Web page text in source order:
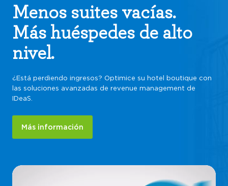
Menos suites vacías.
Más huéspedes de alto
nivel.
¿Está perdiendo ingresos? Optimice su hotel boutique con
las soluciones avanzadas de revenue management de
IDeaS.
Más información